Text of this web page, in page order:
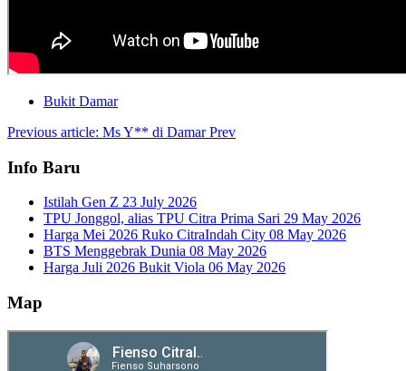
Bukit Damar
Previous article: Ms Y** di DamarPrev
Info Baru
Istilah Gen Z 23 July 2026
TPU Jonggol, alias TPU Citra Prima Sari 29 May 2026
Harga Mei 2026 Ruko CitraIndah City 08 May 2026
BTS Menggebrak Dunia 08 May 2026
Harga Juli 2026 Bukit Viola 06 May 2026
Map